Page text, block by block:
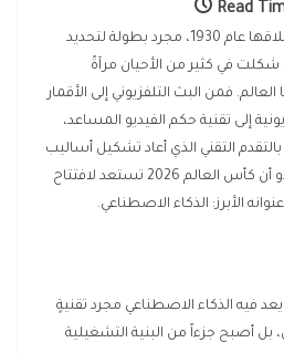
Read
لم تكن كأس العالم، منذ انطلاقها عام 1930، مجرد بطولة لتحديد
شكلت في كثير من الأحيان مرآةً
فمن البث التلفزيوني إلى الأقمار
إلى تقنية حكم الفيديو المساعد،
التقني الذي أعاد تشكيل أساليب
إدارتها ومتابعتها. واليوم، يبدو أن كأس العالم 2026 تستعد لافتتاح
الأبرز: الذكاء الاصطناعي.
فيه الذكاء الاصطناعي مجرد تقنيةٍ
أصبح جزءاً من البنية التشغيلية